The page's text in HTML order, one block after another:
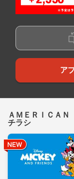
ア
ＡＭＥＲＩＣＡ
チラシ